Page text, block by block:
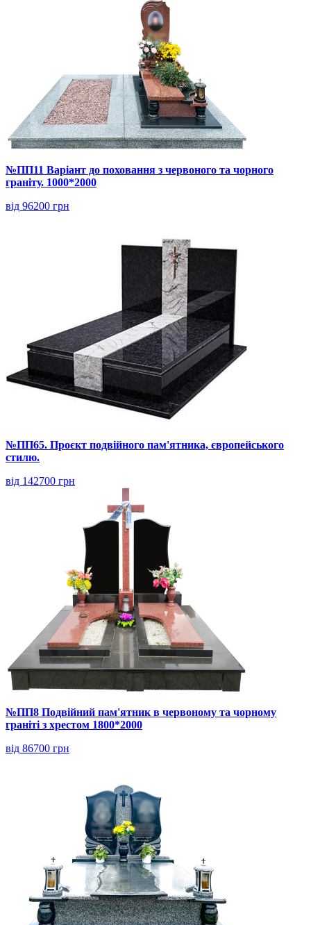
№ПП11 Варіант до поховання з червоного та чорного
граніту. 1000*2000
від 96200 грн
№ПП65. Проєкт подвійного пам'ятника, європейського
стилю.
від 142700 грн
№ПП8 Подвійний пам'ятник в червоному та чорному
граніті з хрестом 1800*2000
від 86700 грн